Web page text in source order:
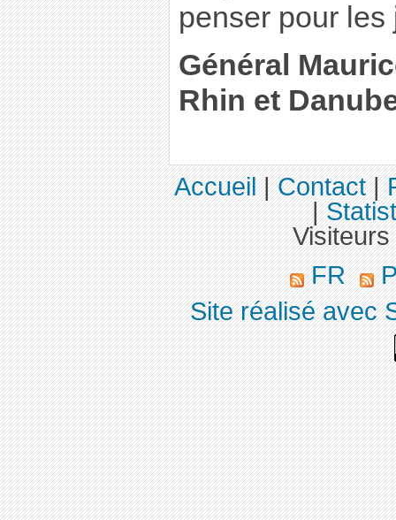
penser pour
Général
Rhin et
Accueil|Contact|
|
FR
Site réalisé avec